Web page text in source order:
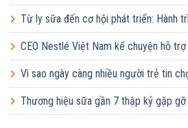
Từ ly sữa đến cơ hội phát triển: Hành
em Việt của Vinamilk
CEO Nestlé Việt Nam kể chuyện hỗ
tăng quy mô gấp 10 lần
Vì sao ngày càng nhiều người trẻ tin
Thương hiệu sữa gần 7 thập kỷ gặp